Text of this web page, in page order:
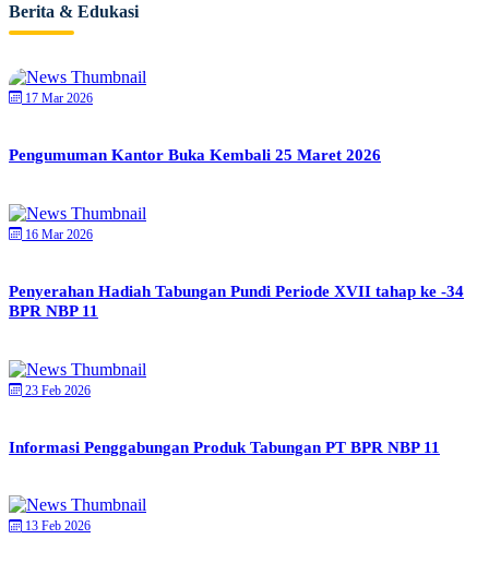
Berita & Edukasi
17 Mar 2026
Pengumuman Kantor Buka Kembali 25 Maret 2026
16 Mar 2026
Penyerahan Hadiah Tabungan Pundi Periode XVII tahap ke -34
BPR NBP 11
23 Feb 2026
Informasi Penggabungan Produk Tabungan PT BPR NBP 11
13 Feb 2026